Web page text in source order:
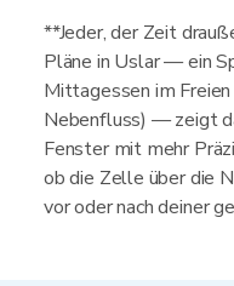
**Jeder, der Zeit
Pläne in Uslar — ein
Mittagessen im
Nebenfluss) — zeigt
Fenster mit mehr
ob die Zelle über die
vor oder nach deiner